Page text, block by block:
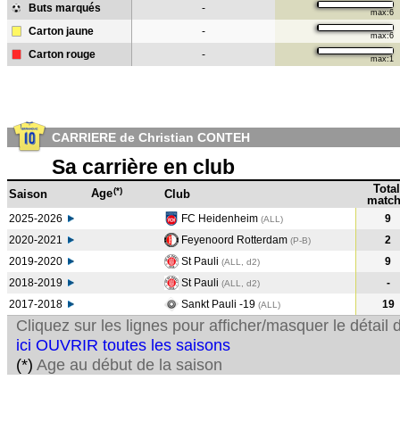
Buts marqués - max:6
Carton jaune - max:6
Carton rouge - max:1
CARRIERE de Christian CONTEH
Sa carrière en club
Saison Age(*) Club
Total
2025-2026 FC Heidenheim (ALL)
9
2020-2021
Feyenoord Rotterdam (P-B)
2
2019-2020
St Pauli (ALL, d2)
9
2018-2019
St Pauli (ALL, d2)
-
2017-2018
Sankt Pauli -19 (ALL ) 19
Cliquez sur les lignes pour afficher/masquer le détail
ici OUVRIR toutes les saisons
(*) Age au début de la saison